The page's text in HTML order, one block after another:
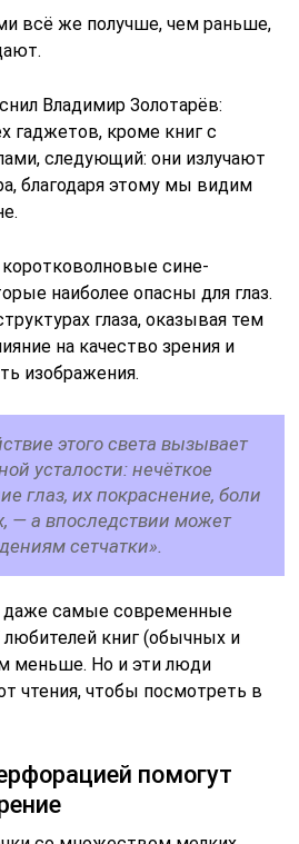
всё же получше, чем раньше,
Владимир Золотарёв:
гаджетов, кроме книг с
следующий: они излучают
благодаря этому мы видим
сине-
наиболее опасны для глаз.
глаза, оказывая тем
на качество зрения и
изображения.
этого света вызывает
усталости: нечёткое
глаз, их покраснение, боли
— а впоследствии может
сетчатки».
даже самые современные
книг (обычных и
меньше. Но и эти люди
чтения, чтобы посмотреть в
помогут